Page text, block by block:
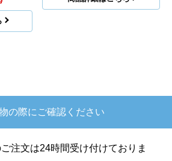
の際にご確認ください
注文は24時間受け付けておりま